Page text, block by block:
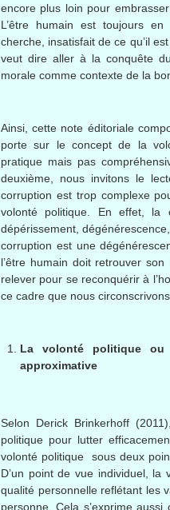
encore plus loin pour embrasser
L’être
humain est toujoursen
cherche insatisfait dece qu’il est
veut dire aller à la conquête
morale comme contexte de la
Ainsi ,cette note éditoriale
porte sur le concept de la
pratique mais pas
deuxième
nous invitonsle
corruption esttrop complexe
volonté
politique . Eneffet , la
dépérissement ,dégénérescence
corruption est une
l’être humain doit retrouver son
relever pour se reconquérir à
ce cadre que nous circonscrivons
La volonté politique ou
approximative
Selon Derick Brinkerhoff
politique pour lutter
volonté politique sous deux
D’un point de vue individuel, la
qualité personnelle reflétant les
personne .Cela s’exprime aussi